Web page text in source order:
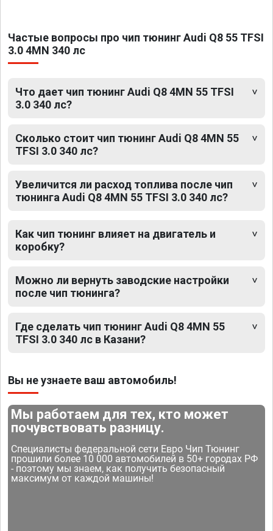
Частые вопросы про чип тюнинг Audi Q8 55 TFSI
3.0 4MN 340 лс
Что дает чип тюнинг Audi Q8 4MN 55 TFSI
3.0 340 лс?
Сколько стоит чип тюнинг Audi Q8 4MN 55
TFSI 3.0 340 лс?
Увеличится ли расход топлива после чип
тюнинга Audi Q8 4MN 55 TFSI 3.0 340 лс?
Как чип тюнинг влияет на двигатель и
коробку?
Можно ли вернуть заводские настройки
после чип тюнинга?
Где сделать чип тюнинг Audi Q8 4MN 55
TFSI 3.0 340 лс в Казани?
Вы не узнаете ваш автомобиль!
Мы работаем для тех, кто может
почувствовать разницу.
Специалисты федеральной сети Евро Чип Тюнинг
прошили более 10 000 автомобилей в 50+ городах РФ
- поэтому мы знаем, как получить безопасный
максимум от каждой машины!